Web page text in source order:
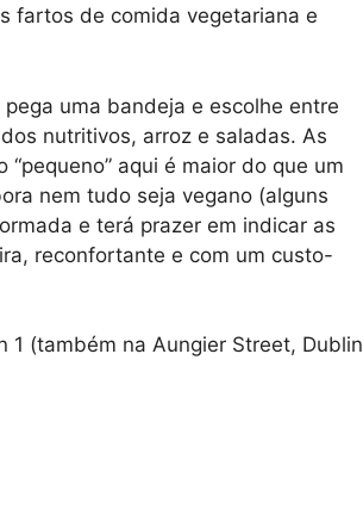
fartos de comida vegetariana e
uma bandeja e escolhe entre
nutritivos, arroz e saladas. As
aqui é maior do que um
nem tudo seja vegano (alguns
e terá prazer em indicar as
reconfortante e com um custo-
(também na Aungier Street, Dublin